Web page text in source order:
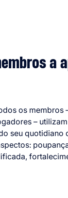
a
os membros
–
seu quotidiano